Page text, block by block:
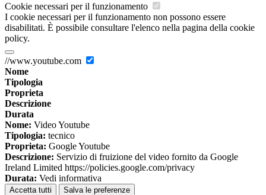
Cookie necessari per il funzionamento
I cookie necessari per il funzionamento non possono essere
disabilitati. È possibile consultare l'elenco nella pagina della cookie
policy.
//www.youtube.com
Nome
Tipologia
Proprieta
Descrizione
Durata
Nome: Video Youtube
Tipologia: tecnico
Proprieta: Google Youtube
Descrizione: Servizio di fruizione del video fornito da Google
Ireland Limited https://policies.google.com/privacy
Durata: Vedi informativa
Accetta tutti Salva le preferenze